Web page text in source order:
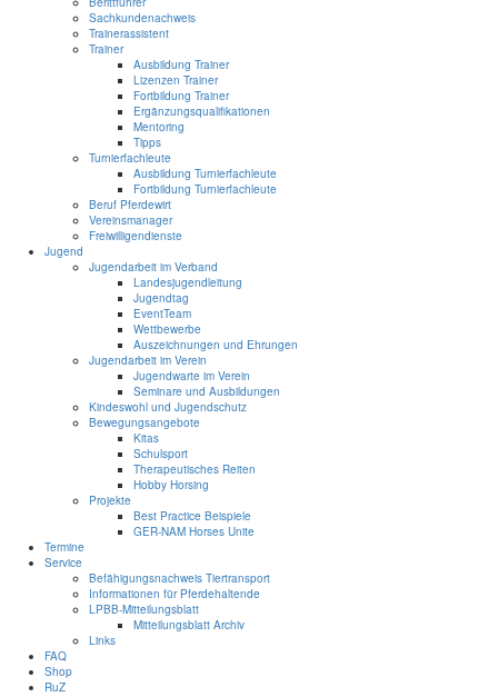
Sachkundenachweis
Trainerassistent
Trainer
Ausbildung Trainer
Lizenzen Trainer
Fortbildung Trainer
Ergänzungsqualifikationen
Mentoring
Tipps
Turnierfachleute
Ausbildung Turnierfachleute
Fortbildung Turnierfachleute
Beruf Pferdewirt
Vereinsmanager
Freiwilligendienste
Jugend
Jugendarbeit im Verband
Landesjugendleitung
Jugendtag
EventTeam
Wettbewerbe
Auszeichnungen und Ehrungen
Jugendarbeit im Verein
Jugendwarte im Verein
Seminare und Ausbildungen
Kindeswohl und Jugendschutz
Bewegungsangebote
Kitas
Schulsport
Therapeutisches Reiten
Hobby Horsing
Projekte
Best Practice Beispiele
GER-NAM Horses Unite
Termine
Service
Befähigungsnachweis Tiertransport
Informationen für Pferdehaltende
LPBB-Mitteilungsblatt
Mitteilungsblatt Archiv
Links
FAQ
Shop
RuZ